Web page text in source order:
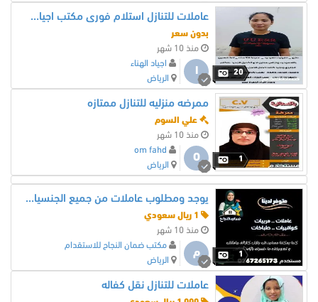
20
عاملات للتنازل استلام فورى مكتب اجياد الهناء للاستقدام
بدون سعر
منذ 10 شهر
اجياد الهناء
الرياض
1
ممرضه منزليه للتنازل ممتازه
علي السوم
منذ 10 شهر
O
om fahd
الرياض
1
يوجد ومطلوب عاملات من جميع الجنسيات للتنازل
منذ 10 شهر
م
مكتب ضمان النجاح للاستقدام
الرياض
عاملات للتنازل نقل كفاله